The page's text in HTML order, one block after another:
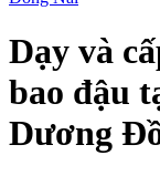
Dạy và
bao đậu
Dương